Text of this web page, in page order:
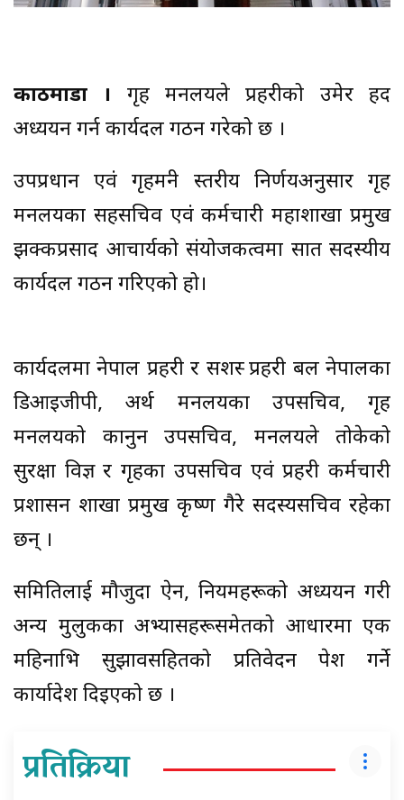
काठमाडौं । गृह मन्त्रालयले प्रहरीको उमेर हद
अध्ययन गर्न कार्यदल गठन गरेको छ ।
उपप्रधान एवं गृहमन्त्री स्तरीय निर्णयअनुसार गृह
मन्त्रालयका सहसचिव एवं कर्मचारी महाशाखा प्रमुख
झक्कप्रसाद आचार्यको संयोजकत्वमा सात सदस्यीय
कार्यदल गठन गरिएको हो।
कार्यदलमा नेपाल प्रहरी र सशस्त्र प्रहरी बल नेपालका
डिआइजीपी, अर्थ मन्त्रालयका उपसचिव, गृह
मन्त्रालयको कानुन उपसचिव, मन्त्रालयले तोकेको
सुरक्षा विज्ञ र गृहका उपसचिव एवं प्रहरी कर्मचारी
प्रशासन शाखा प्रमुख कृष्ण गैरे सदस्यसचिव रहेका
छन् ।
समितिलाई मौजुदा ऐन, नियमहरूको अध्ययन गरी
अन्य मुलुकका अभ्यासहरूसमेतको आधारमा एक
महिनाभित्र सुझावसहितको प्रतिवेदन पेश गर्ने
कार्यादेश दिइएको छ ।
प्रतिक्रिया